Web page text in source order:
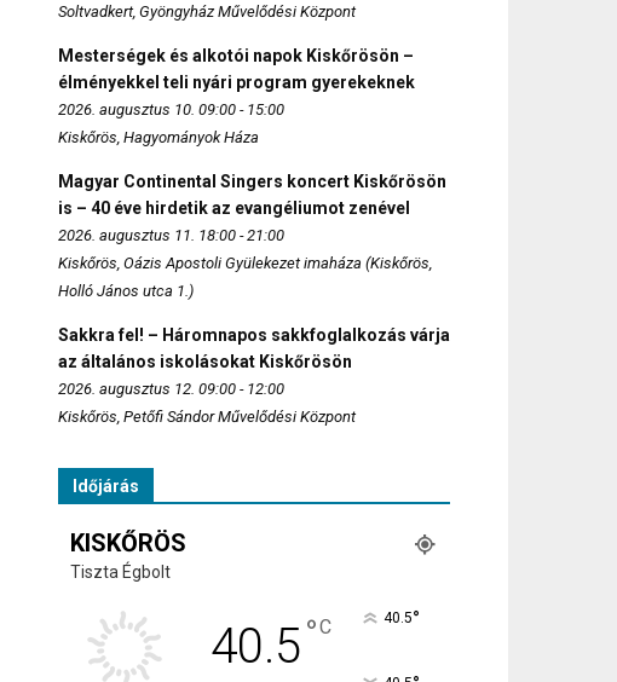
Soltvadkert, Gyöngyház Művelődési Központ
Mesterségek és alkotói napok Kiskőrösön –
élményekkel teli nyári program gyerekeknek
2026. augusztus 10. 09:00 - 15:00
Kiskőrös, Hagyományok Háza
Magyar Continental Singers koncert Kiskőrösön
is – 40 éve hirdetik az evangéliumot zenével
2026. augusztus 11. 18:00 - 21:00
Kiskőrös, Oázis Apostoli Gyülekezet imaháza (Kiskőrös,
Holló János utca 1.)
Sakkra fel! – Háromnapos sakkfoglalkozás várja
az általános iskolásokat Kiskőrösön
2026. augusztus 12. 09:00 - 12:00
Kiskőrös, Petőfi Sándor Művelődési Központ
Időjárás
KISKŐRÖS
Tiszta Égbolt
40.5°C 40.5°